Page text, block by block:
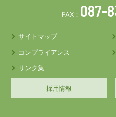
FAX： 087-
サイトマップ
コンプライアンス
リンク集
採用情報